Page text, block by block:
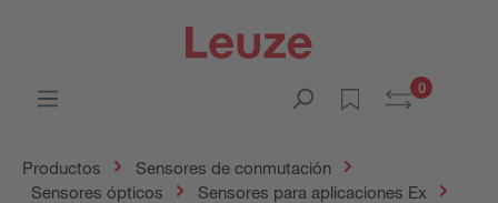
0
Productos
Sensores de conmutación
Sensores ópticos
Sensores para aplicaciones Ex